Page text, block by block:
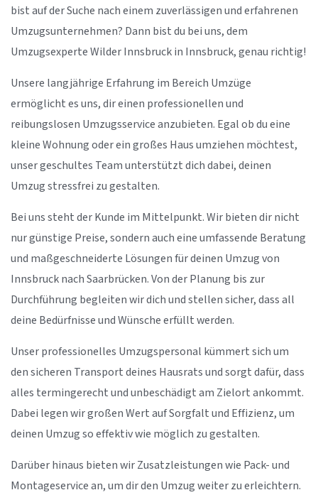
bist auf der Suche nach einem zuverlässigen und erfahrenen
Umzugsunternehmen? Dann bist du bei uns, dem
Umzugsexperte Wilder Innsbruck in Innsbruck, genau richtig!
Unsere langjährige Erfahrung im Bereich Umzüge
ermöglicht es uns, dir einen professionellen und
reibungslosen Umzugsservice anzubieten. Egal ob du eine
kleine Wohnung oder ein großes Haus umziehen möchtest,
unser geschultes Team unterstützt dich dabei, deinen
Umzug stressfrei zu gestalten.
Bei uns steht der Kunde im Mittelpunkt. Wir bieten dir nicht
nur günstige Preise, sondern auch eine umfassende Beratung
und maßgeschneiderte Lösungen für deinen Umzug von
Innsbruck nach Saarbrücken. Von der Planung bis zur
Durchführung begleiten wir dich und stellen sicher, dass all
deine Bedürfnisse und Wünsche erfüllt werden.
Unser professionelles Umzugspersonal kümmert sich um
den sicheren Transport deines Hausrats und sorgt dafür, dass
alles termingerecht und unbeschädigt am Zielort ankommt.
Dabei legen wir großen Wert auf Sorgfalt und Effizienz, um
deinen Umzug so effektiv wie möglich zu gestalten.
Darüber hinaus bieten wir Zusatzleistungen wie Pack- und
Montageservice an, um dir den Umzug weiter zu erleichtern.